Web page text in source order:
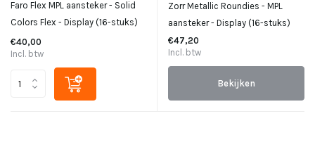
Faro Flex MPL aansteker - Solid
Colors Flex - Display (16-stuks)
€40,00
Incl. btw
Zorr Metallic Roundies - MPL
aansteker - Display (16-stuks)
€47,20
Incl. btw
Bekijken